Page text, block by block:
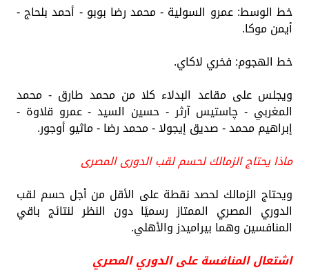
خط الوسط: عمرو السولية - محمد رضا بوبو - أحمد بلحاج -
أيمن موكا.
خط الهجوم: فخري لاكاي.
ويجلس على مقاعد البدلاء كلا من محمد طارق - محمد
المغربي - چاستيس آرثر - حسين السيد - عمرو قلاوة -
إبراهيم محمد - صديق إيجولا - محمد رضا - ماثيو أوجور.
ماذا يحتاج الزمالك لحسم لقب الدورى المصرى
ويحتاج الزمالك لحصد نقطة على الأقل من أجل حسم لقب
الدوري المصري الممتاز رسميًا دون النظر لنتائج باقي
المنافسين وهما بيراميدز والأهلي.
اشتعال المنافسة على الدوري المصري